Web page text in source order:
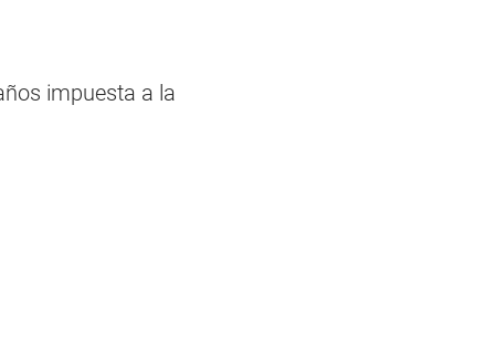
impuesta a la